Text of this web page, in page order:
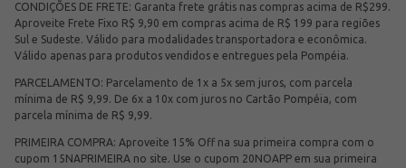
CONDIÇÕES DE FRETE: Garanta frete grátis nas compras acima de R$299.
Aproveite Frete Fixo R$ 9,90 em compras acima de R$ 199 para regiões
Sul e Sudeste. Válido para modalidades transportadora e econômica.
Válido apenas para produtos vendidos e entregues pela Pompéia.
PARCELAMENTO: Parcelamento de 1x a 5x sem juros, com parcela
mínima de R$ 9,99. De 6x a 10x com juros no Cartão Pompéia, com
parcela mínima de R$ 9,99.
PRIMEIRA COMPRA: Aproveite 15% Off na sua primeira compra com o
cupom 15NAPRIMEIRA no site. Use o cupom 20NOAPP em sua primeira